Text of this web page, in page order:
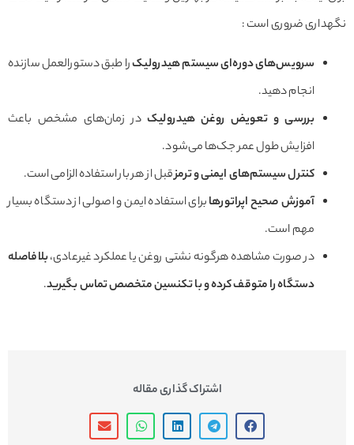
نگهداری ضروری است :
سرویس‌های دوره‌ای سیستم هیدرولیکرا طبق دستورالعمل سازنده
انجام دهید.
بررسی و تعویض روغن هیدرولیکدر زمان‌های مشخص باعث
افزایش طول عمر جک‌ها می‌شود.
کنترل سیستم‌های ایمنی و ترمزقبل از هر بار استفاده الزامی است.
آموزش صحیح اپراتورهابرای استفاده ایمن و اصولی از دستگاه بسیار
مهم است.
در صورت مشاهده هرگونه نشتی روغن یا عملکرد غیرعادی،بلافاصله
دستگاه را متوقف کرده و با تکنسین متخصص تماس بگیرید.
اشتراک گذاری مقاله